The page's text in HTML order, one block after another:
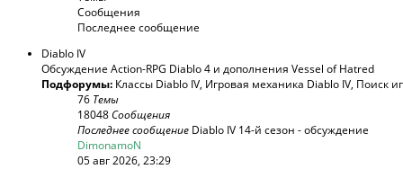
Сообщения
Последнее сообщение
Diablo IV
Обсуждение Action-RPG Diablo 4 и дополнения Vessel of Hatred
Подфорумы: Классы Diablo IV, Игровая механика Diablo IV, Поиск
76 Темы
18048Сообщения
Последнее сообщение Diablo IV 14-й сезон - обсуждение
DimonamoN
05 авг 2026, 23:29